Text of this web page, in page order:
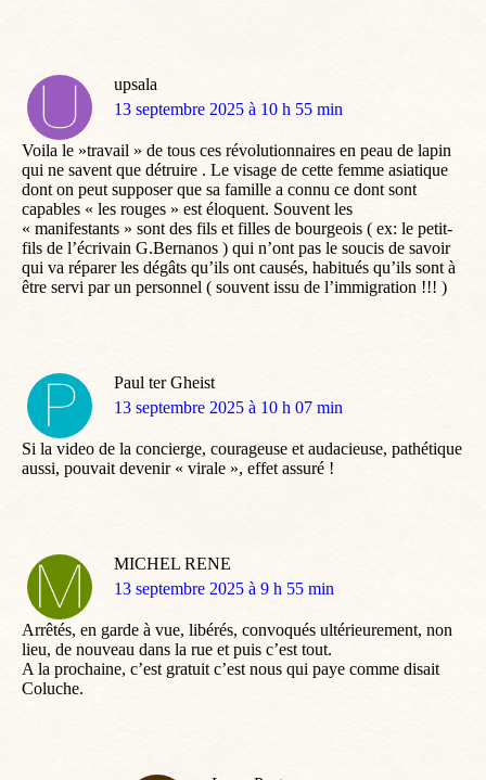
upsala
dit
13 septembre 2025 à 10 h 55 min
Voila le »travail » de tous ces révolutionnaires en peau de lapin
qui ne savent que détruire . Le visage de cette femme asiatique
dont on peut supposer que sa famille a connu ce dont sont
capables « les rouges » est éloquent. Souvent les
« manifestants » sont des fils et filles de bourgeois ( ex: le petit-
fils de l’écrivain G.Bernanos ) qui n’ont pas le soucis de savoir
qui va réparer les dégâts qu’ils ont causés, habitués qu’ils sont à
être servi par un personnel ( souvent issu de l’immigration !!! )
Paul ter Gheist
dit
13 septembre 2025 à 10 h 07 min
Si la video de la concierge, courageuse et audacieuse, pathétique
aussi, pouvait devenir « virale », effet assuré !
MICHEL RENE
dit
13 septembre 2025 à 9 h 55 min
Arrêtés, en garde à vue, libérés, convoqués ultérieurement, non
lieu, de nouveau dans la rue et puis c’est tout.
A la prochaine, c’est gratuit c’est nous qui paye comme disait
Coluche.